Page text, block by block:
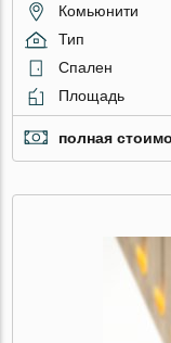
Комьюнити
Тип
Спален
Площадь
полная